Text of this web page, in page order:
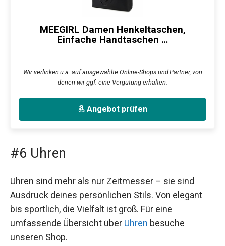
MEEGIRL Damen Henkeltaschen,
Einfache Handtaschen …
Wir verlinken u.a. auf ausgewählte Online-Shops und Partner, von
denen wir ggf. eine Vergütung erhalten.
Angebot prüfen
#6 Uhren
Uhren sind mehr als nur Zeitmesser – sie sind
Ausdruck deines persönlichen Stils. Von elegant
bis sportlich, die Vielfalt ist groß. Für eine
umfassende Übersicht über Uhren besuche
unseren Shop.